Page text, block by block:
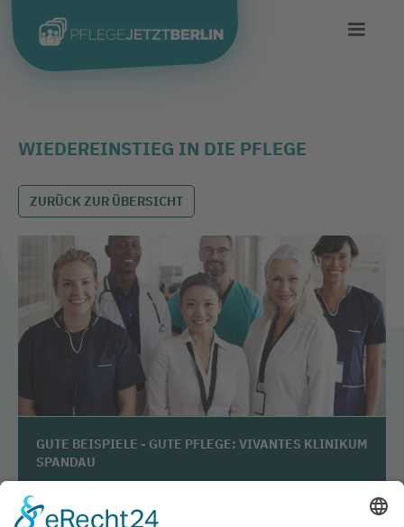
WIEDEREINSTIEG IN DIE PFLEGE
ZURÜCK ZUR ÜBERSICHT
GUTE BEISPIELE - GUTE PFLEGE: VIVANTES KLINIKUM
SPANDAU
GUTE BEISPIELE - GUTE PFLEGE: KLINIKUM